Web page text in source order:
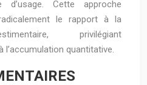
Cette approche
le rapport à la
privilégiant
l’accumulation quantitative.